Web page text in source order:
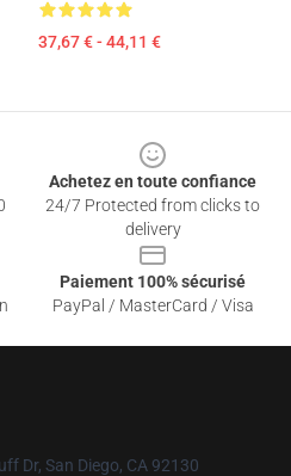
37,67 € - 44,11 €
Achetez en toute confiance
24/7 Protected from clicks to
delivery
Paiement 100% sécurisé
PayPal / MasterCard / Visa
Dr, San Diego, CA 92130